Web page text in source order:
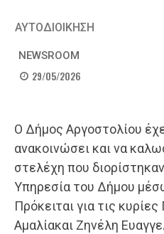
ΑΥΤΟΔΙΟΙΚΗΣΗ
NEWSROOM
29/05/2026
Ο Δήμος Αργοστολίου
ανακοινώσει και να
στελέχη που
Υπηρεσία του Δήμου
Πρόκειται για τις
Αμαλίακαι Ζηνέλη